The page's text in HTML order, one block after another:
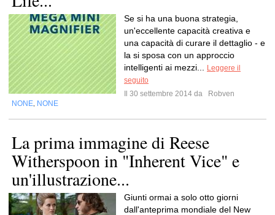
Se si ha una buona strategia,
un'eccellente capacità creativa e
una capacità di curare il dettaglio - e
la si sposa con un approccio
intelligenti ai mezzi...
Leggere il
seguito
Il 30 settembre 2014 da
Robven
NONE NONE
La prima immagine di Reese
Witherspoon in "Inherent Vice" e
un'illustrazione...
Giunti ormai a solo otto giorni
dall'anteprima mondiale del New